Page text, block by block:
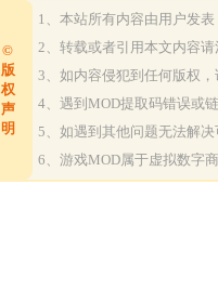
©
版
权
声
明
1、本站所有内容由用户发
2、转载或者引用本文内容请
3、如内容侵犯到任何版权
4、遇到MOD提取码错误或
5、如遇到其他问题无法解
6、游戏MOD属于虚拟数字